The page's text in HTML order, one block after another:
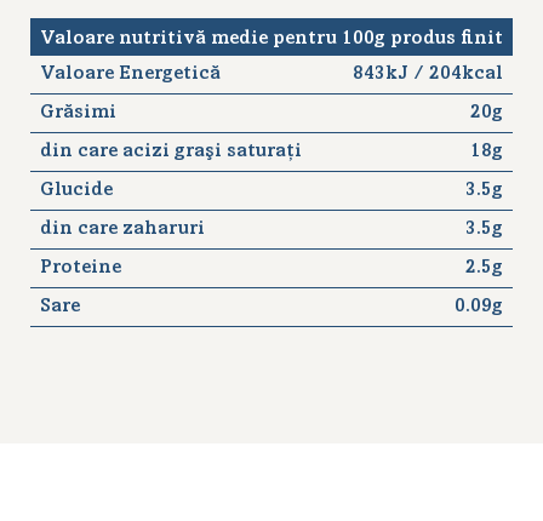
Valoare nutritivă medie pentru 100g produs finit
Valoare Energetică
843kJ / 204kcal
Grăsimi
20g
din care acizi graşi saturaţi
18g
Glucide
3.5g
din care zaharuri
3.5g
Proteine
2.5g
Sare
0.09g